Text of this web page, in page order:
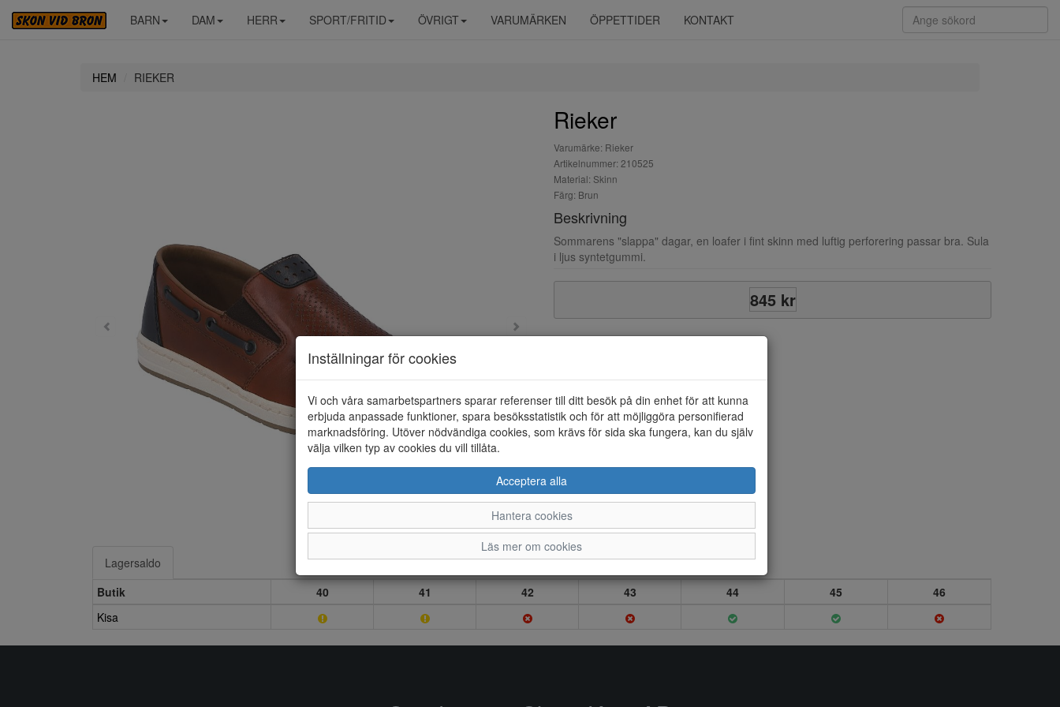
BARN DAM HERR SPORT/FRITID ÖVRIGT VARUMÄRKEN ÖPPETTIDER KONTAKT
HEM RIEKER
Rieker
Varumärke: Rieker
Artikelnummer: 210525
Material: Skinn
Färg: Brun
Beskrivning
Sommarens "slappa" dagar, en loafer i fint skinn med luftig perforering passar bra. Sula
i ljus syntetgummi.
845 kr
Lagersaldo
Butik
40 41 42 43 44 45
46
Kisa
Inställningar för cookies
Vi och våra samarbetspartners sparar referenser till ditt besök på din enhet för att kunna
erbjuda anpassade funktioner, spara besöksstatistik och för att möjliggöra personifierad
marknadsföring. Utöver nödvändiga cookies, som krävs för sida ska fungera, kan du själv
välja vilken typ av cookies du vill tillåta.
Acceptera alla
Hantera cookies
Läs mer om cookies